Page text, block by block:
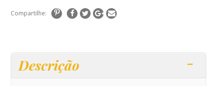
Compartilhe:
Descrição